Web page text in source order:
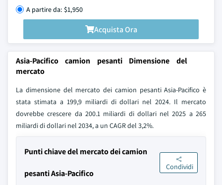
A partire da: $1,950
Acquista Ora
Asia-Pacifico camion pesanti Dimensione del
mercato
La dimensione del mercato dei camion pesanti Asia-Pacifico è
stata stimata a 199,9 miliardi di dollari nel 2024. Il mercato
dovrebbe crescere da 200.1 miliardi di dollari nel 2025 a 265
miliardi di dollari nel 2034, a un CAGR del 3,2%.
Punti chiave del mercato dei camion
pesanti Asia-Pacifico
Condividi